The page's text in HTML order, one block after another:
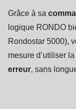
Grâce à sa
logique RONDO
Rondostar 5000),
mesure d’utiliser
erreur, sans